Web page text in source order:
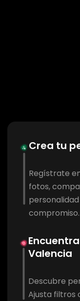
Crea tu
Regístrate
fotos,
compromiso.
Valencia
Descubre
Ajusta filtros